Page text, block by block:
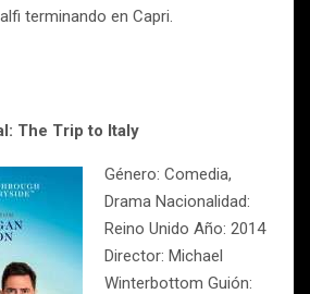
terminando en Capri.
The Trip to Italy
Género: Comedia,
Drama Nacionalidad:
Reino Unido Año: 2014
Director: Michael
Winterbottom Guión: